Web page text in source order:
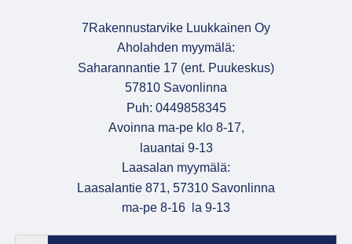
7Rakennustarvike Luukkainen Oy
Aholahden myymälä:
Saharannantie 17 (ent. Puukeskus)
57810 Savonlinna
Puh: 0449858345
Avoinna ma-pe klo 8-17,
lauantai 9-13
Laasalan myymälä:
Laasalantie 871, 57310 Savonlinna
ma-pe 8-16 la 9-13